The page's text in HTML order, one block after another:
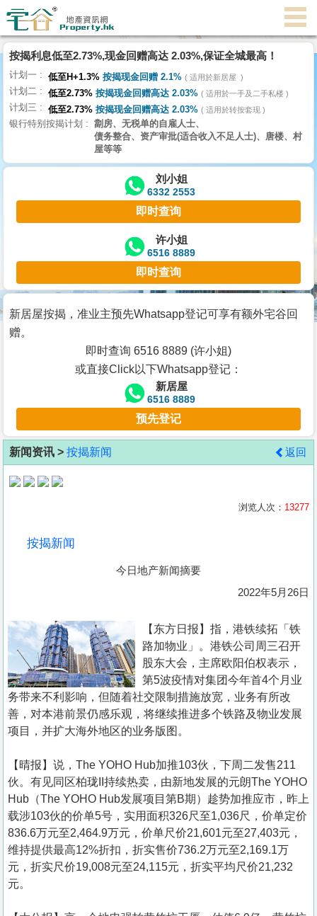
代
理
主
页
搵
楼/
交
业
主
宅
谷
按
客
地
产
置
业
手
册
关
我
们
按揭利息低至2.73%,现金回赠高达 2.03%,保证全城最高！
计划一 低至H+1.3% 按揭现金回赠 2.1% 适用於新居屋
计划二 低至2.73% 按揭现金回赠高达 2.03% 适用於一手及二手私楼
计划三 低至2.73% 按揭现金回赠高达 2.03% 适用於转按套现
银行特别按揭计划
劏房、无税单的自雇人士、
债务整合、资产审批(适合收入不足人士)、唐楼、村
屋等等
刘小姐
6332 2553
即时查询
许小姐
6516 8889
即时查询
新居屋按揭，准业主预先Whatsapp登记可享有额外宅谷回
赠。
即时查询 6516 8889 (许小姐)
或直接Click以下Whatsapp登记：
新居屋
6516 8889
预先登记
新闻资讯 > 按揭新闻 返回
浏览人次： 13277
按揭新闻
今日地产新闻摘要
2022年5月26日
【东方日报】指，港铁续拓「铁
路加物业」。港铁公司周三召开
股东大会，主席欧阳伯权表示，
第5波疫情对集团今年首4个月业
务带来不利影响，但随着社交限制措施放宽，业务有所改
善，对本港前景仍感乐观，将继续推进多个铁路及物业发展
项目，并扩大海外地区的业务版图。
【晴报】说，The YOHO Hub加推103伙，下周二发售211
伙。有见同区柏珑II持续热卖，由新地发展的元朗The YOHO
Hub（The YOHO Hub发展项目第B期）趁势加推应市，昨上
载涉103伙的价单5号，实用面积326尺至1,036尺，价单定价
836.6万元至2,464.9万元，价单尺价21,601元至27,403元，
维持提供最高12%折扣，折实售价736.2万元至2,169.1万
元，折实尺价19,008元至24,115元，折实平均尺价21,232
元。